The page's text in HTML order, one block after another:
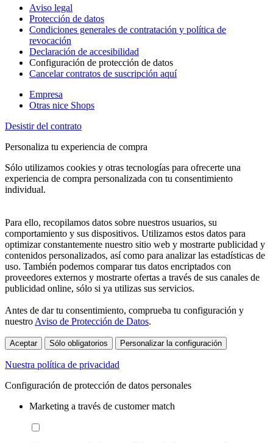
Aviso legal
Protección de datos
Condiciones generales de contratación y política de
revocación
Declaración de accesibilidad
Configuración de protección de datos
Cancelar contratos de suscripción aquí
Empresa
Otras nice Shops
Desistir del contrato
Personaliza tu experiencia de compra
Sólo utilizamos cookies y otras tecnologías para ofrecerte una
experiencia de compra personalizada con tu consentimiento
individual.
Para ello, recopilamos datos sobre nuestros usuarios, su
comportamiento y sus dispositivos. Utilizamos estos datos para
optimizar constantemente nuestro sitio web y mostrarte publicidad y
contenidos personalizados, así como para analizar las estadísticas de
uso. También podemos comparar tus datos encriptados con
proveedores externos y mostrarte ofertas a través de sus canales de
publicidad online, sólo si ya utilizas sus servicios.
Antes de dar tu consentimiento, comprueba tu configuración y
nuestro Aviso de Protección de Datos.
Aceptar Sólo obligatorios Personalizar la configuración
Nuestra política de privacidad
Configuración de protección de datos personales
Marketing a través de customer match